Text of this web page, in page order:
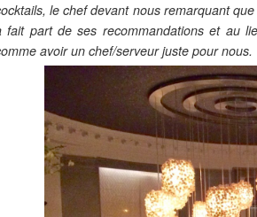
le chef devant nous remarquant
fait part de ses recommandations et au
avoir un chef/serveur juste pour nous.